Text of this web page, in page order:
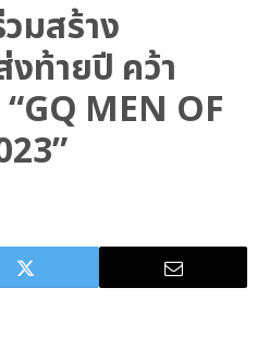
มสร้าง
ท้ายปี คว้า
“GQ MEN OF